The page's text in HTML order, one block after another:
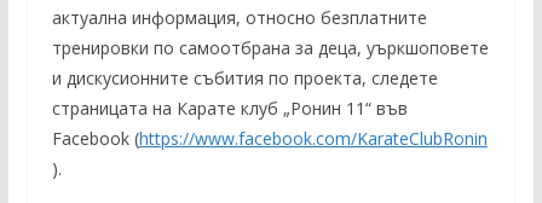
актуална информация, относно безплатните
тренировки по самоотбрана за деца, уъркшоповете
и дискусионните събития по проекта, следете
страницата на Карате клуб „Ронин 11“ във
Facebook (https://www.facebook.com/KarateClubRonin
).